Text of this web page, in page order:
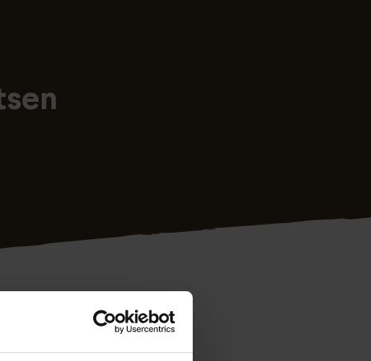
klanten in heel